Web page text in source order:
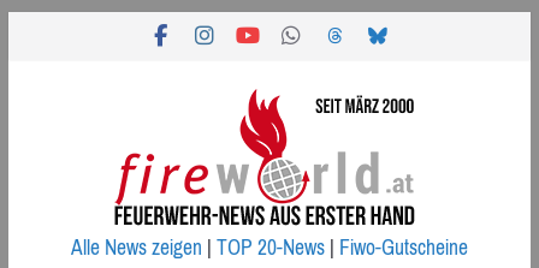
Alle News zeigen|TOP 20-News|Fiwo-Gutscheine